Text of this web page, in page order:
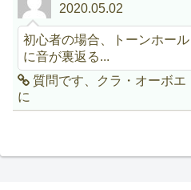
2020.05.02
初心者の場合、トーンホー
に音が裏返る...
質問です、クラ・オーボ
に